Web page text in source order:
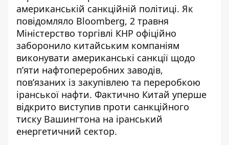
американській санкційній політиці. Як
повідомляло Bloomberg, 2 травня
Міністерство торгівлі КНР офіційно
заборонило китайським компаніям
виконувати американські санкції щодо
п’яти нафтопереробних заводів,
пов’язаних із закупівлею та переробкою
іранської нафти. Фактично Китай уперше
відкрито виступив проти санкційного
тиску Вашингтона на іранський
енергетичний сектор.